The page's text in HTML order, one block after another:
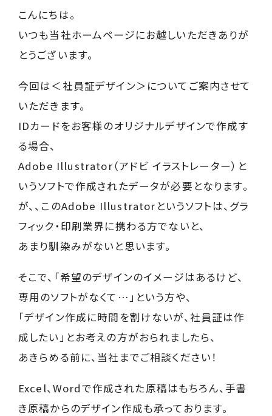
こんにちは。
いつも当社ホームページにお越しいただきありが
とうございます。
今回は＜社員証デザイン＞についてご案内させて
いただきます。
IDカードをお客様のオリジナルデザインで作成す
る場合、
Adobe Illustrator（アドビ イラストレーター）と
いうソフトで作成されたデータが必要となります。
が、、このAdobe Illustratorというソフトは、グラ
フィック・印刷業界に携わる方でないと、
あまり馴染みがないと思います。
そこで、「希望のデザインのイメージはあるけど、
専用のソフトがなくて…」という方や、
「デザイン作成に時間を割けないが、社員証は作
成したい」とお考えの方がおられましたら、
あきらめる前に、当社までご相談ください！
Excel、Wordで作成された原稿はもちろん、手書
き原稿からのデザイン作成も承っております。